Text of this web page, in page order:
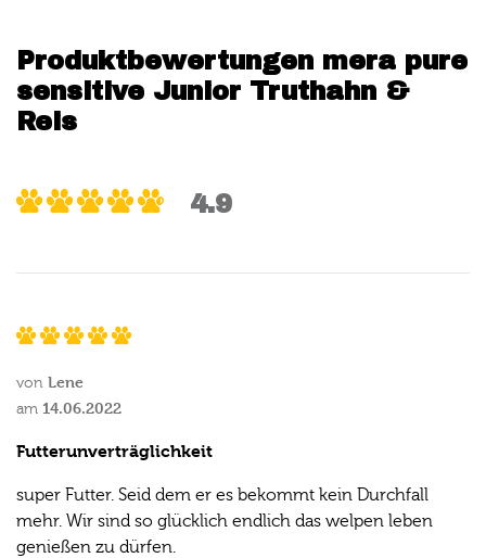
Produktbewertungen mera pure
sensitive Junior Truthahn &
Reis
4.9
von Lene
am 14.06.2022
Futterunverträglichkeit
super Futter. Seid dem er es bekommt kein Durchfall
mehr. Wir sind so glücklich endlich das welpen leben
genießen zu dürfen.